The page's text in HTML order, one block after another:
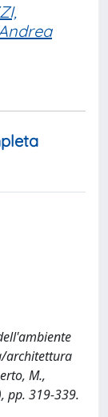
architettura
M.,
pp. 319-339.